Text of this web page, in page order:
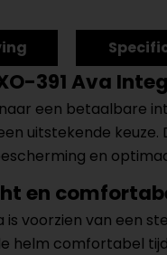
391 Ava
een betaalbare
uitstekende
en
en
is voorzien van
helm comfortabel